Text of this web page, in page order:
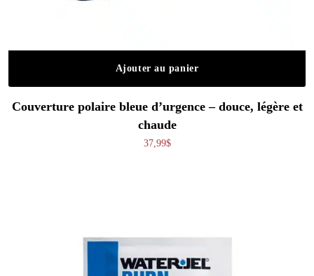
Ajouter au panier
Couverture polaire bleue d’urgence – douce, légère et
chaude
37,99$